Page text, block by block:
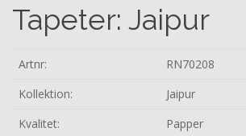
Tapeter: Jaipur
Artnr:
RN70208
Kollektion:
Jaipur
Kvalitet:
Papper